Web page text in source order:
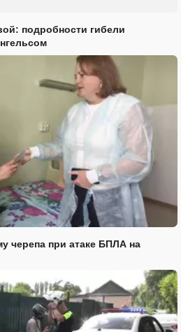
подробности гибели
черепа при атаке БПЛА на